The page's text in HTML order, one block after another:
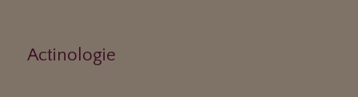
Actinologie